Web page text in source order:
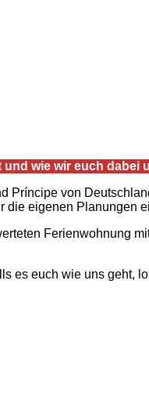
wie wir euch dabei
Príncipe von
die eigenen Planungen
Ferienwohnung
es euch wie uns